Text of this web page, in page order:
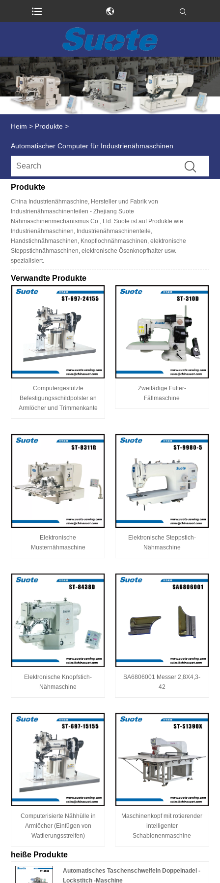
Heim > Produkte >
Automatischer Computer für Industrienähmaschinen
Produkte
China Industrienähmaschine, Hersteller und Fabrik von
Industrienähmaschinenteilen - Zhejiang Suote
Nähmaschinenmechanismus Co., Ltd. Suote ist auf Produkte wie
Industrienähmaschinen, Industrienähmaschinenteile,
Handstichnähmaschinen, Knopflochnähmaschinen, elektronische
Steppstichnähmaschinen, elektronische Ösenknopfhalter usw.
spezialisiert.
Verwandte Produkte
Computergestützte
Befestigungsschildpolster an
Armlöcher und Trimmenkante
Zweifädige Futter-
Fällmaschine
Elektronische
Musternähmaschine
Elektronische Steppstich-
Nähmaschine
Elektronische Knopfstich-
Nähmaschine
SA6806001 Messer 2,8X4,3-
42
Computerisierte Nähhülle in
Armlöcher (Einfügen von
Wattierungsstreifen)
Maschinenkopf mit rotierender
intelligenter
Schablonenmaschine
heiße Produkte
Automatisches Taschenschweifeln Doppelnadel -
Lockstitch -Maschine